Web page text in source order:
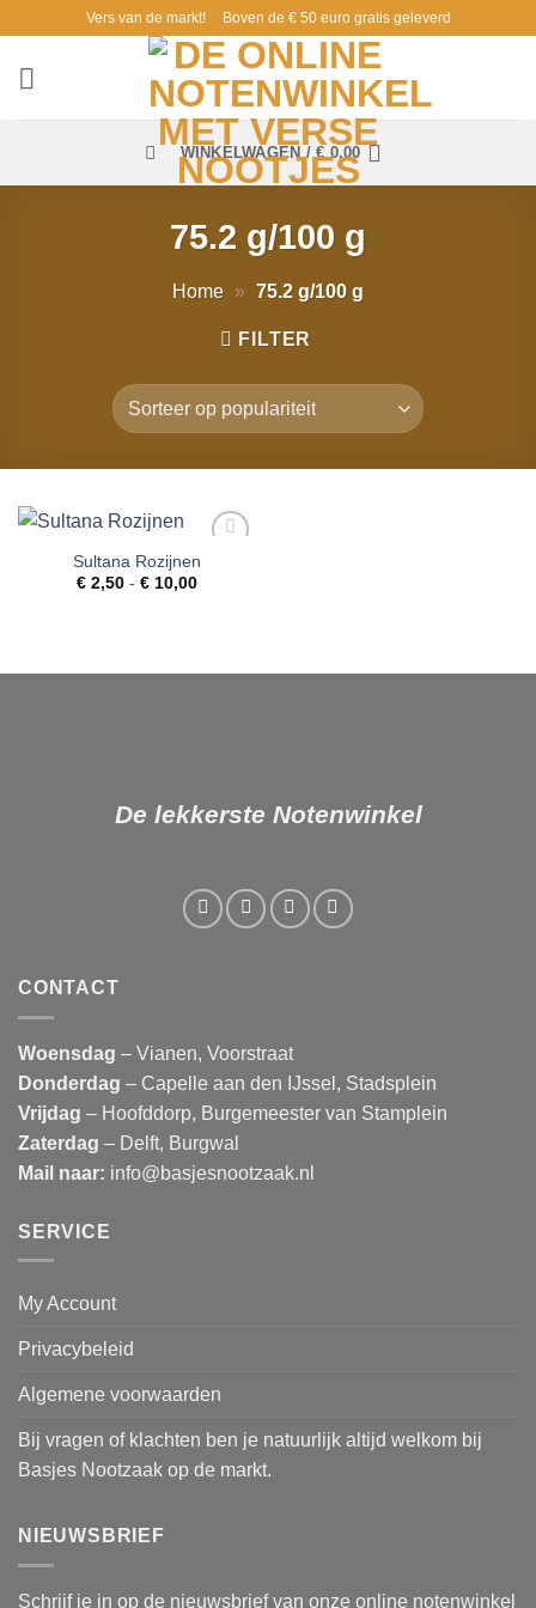
inhoud
Vers van de markt! Boven de € 50 euro gratis geleverd
WINKELWAGEN /€ 0,00
75.2 g/100 g
Home » 75.2 g/100 g
FILTER
Toevoegen
aan
Sultana Rozijnen
€ 2,50 - € 10,00Prijsklasse:
De lekkerste Notenwinkel
CONTACT
Woensdag – Vianen, Voorstraat
Donderdag – Capelle aan den IJssel, Stadsplein
Vrijdag – Hoofddorp, Burgemeester van Stamplein
Zaterdag – Delft, Burgwal
Mail naar: info@basjesnootzaak.nl
SERVICE
My Account
Privacybeleid
Algemene voorwaarden
Bij vragen of klachten ben je natuurlijk altijd welkom bij
Basjes Nootzaak op de markt.
NIEUWSBRIEF
Schrijf je in op de nieuwsbrief van onze online notenwinkel